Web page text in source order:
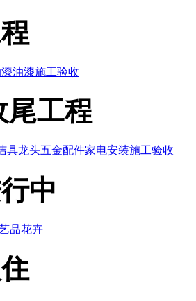
油漆施工验收
尾工程
具龙头五金配件家电安装施工验收
中
品花卉